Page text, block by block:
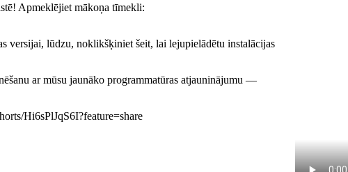
Apmeklējiet mākoņa tīmekli:
versijai, lūdzu, noklikšķiniet šeit, lai lejupielādētu instalācijas
ar mūsu jaunāko programmatūras atjauninājumu —
Hi6sPlJqS6I?feature=share